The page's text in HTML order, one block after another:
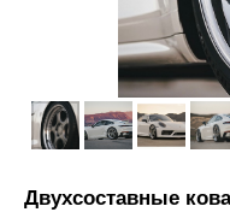
Двухсоставные